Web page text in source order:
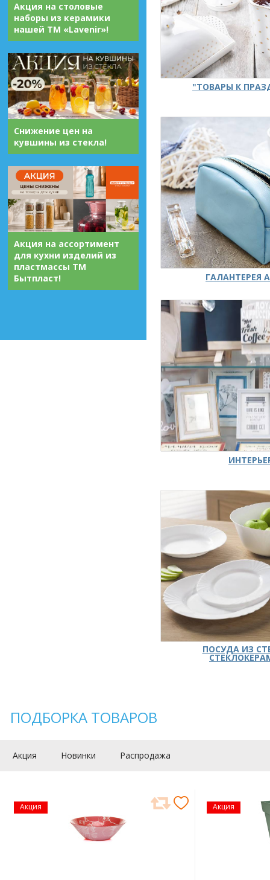
Акция на столовые
наборы из керамики
нашей ТМ «Lavenir»!
Снижение цен на
кувшины из стекла!
Акция на ассортимент
для кухни изделий из
пластмассы ТМ
Бытпласт!
"ТОВАРЫ К
ГАЛАНТЕРЕЯ
ПОСУДА ИЗ
ПОДБОРКА ТОВАРОВ
Акция Новинки Распродажа
Акция Акция